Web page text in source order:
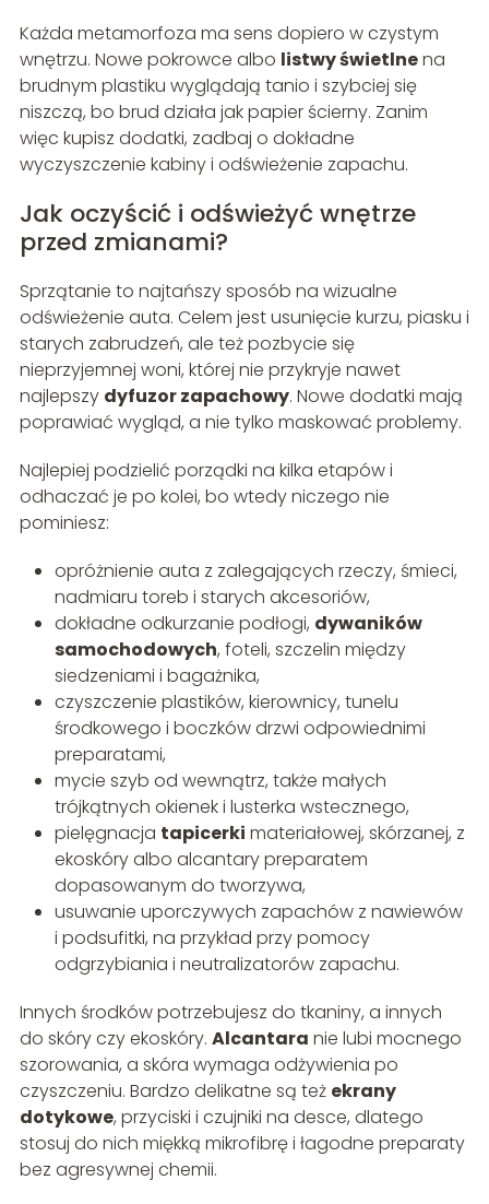
Każda metamorfoza ma sens dopiero w czystym
wnętrzu. Nowe pokrowce albo listwy świetlnena
brudnym plastiku wyglądają tanio i szybciej się
niszczą, bo brud działa jak papier ścierny. Zanim
więc kupisz dodatki, zadbaj o dokładne
wyczyszczenie kabiny i odświeżenie zapachu.
Jak oczyścić i odświeżyć wnętrze
przed zmianami?
Sprzątanie to najtańszy sposób na wizualne
odświeżenie auta. Celem jest usunięcie kurzu, piasku i
starych zabrudzeń, ale też pozbycie się
nieprzyjemnej woni, której nie przykryje nawet
najlepszy dyfuzor zapachowy. Nowe dodatki mają
poprawiać wygląd, a nie tylko maskować problemy.
Najlepiej podzielić porządki na kilka etapów i
odhaczać je po kolei, bo wtedy niczego nie
pominiesz:
opróżnienie auta z zalegających rzeczy, śmieci,
nadmiaru toreb i starych akcesoriów,
dokładne odkurzanie podłogi, dywaników
samochodowych, foteli, szczelin między
siedzeniami i bagażnika,
czyszczenie plastików, kierownicy, tunelu
środkowego i boczków drzwi odpowiednimi
preparatami,
mycie szyb od wewnątrz, także małych
trójkątnych okienek i lusterka wstecznego,
pielęgnacja tapicerki materiałowej, skórzanej, z
ekoskóry albo alcantary preparatem
dopasowanym do tworzywa,
usuwanie uporczywych zapachów z nawiewów
i podsufitki, na przykład przy pomocy
odgrzybiania i neutralizatorów zapachu.
Innych środków potrzebujesz do tkaniny, a innych
do skóry czy ekoskóry. Alcantara nie lubi mocnego
szorowania, a skóra wymaga odżywienia po
czyszczeniu. Bardzo delikatne są też ekrany
dotykowe, przyciski i czujniki na desce, dlatego
stosuj do nich miękką mikrofibrę i łagodne preparaty
bez agresywnej chemii.